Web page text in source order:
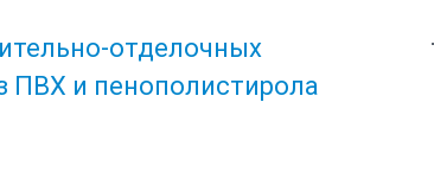
отделочных
ПВХ и пенополистирола